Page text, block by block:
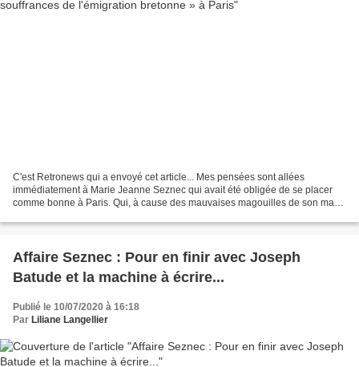
C'est Retronews qui a envoyé cet article... Mes pensées sont allées
immédiatement à Marie Jeanne Seznec qui avait été obligée de se placer
comme bonne à Paris. Qui, à cause des mauvaises magouilles de son mari
Affaire Seznec : Pour en finir avec Joseph
Batude et la machine à écrire...
Publié le 10/07/2020 à 16:18
Par Liliane Langellier